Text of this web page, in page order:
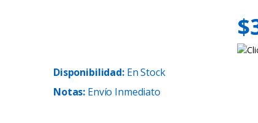
Disponibilidad: En Stock
Notas: Envío Inmediato